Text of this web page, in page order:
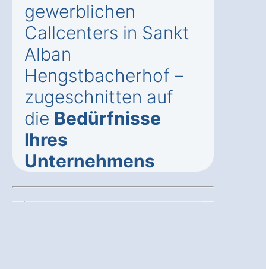
gewerblichen
Callcenters in Sankt
Alban
Hengstbacherhof –
zugeschnitten auf
die Bedürfnisse
Ihres
Unternehmens